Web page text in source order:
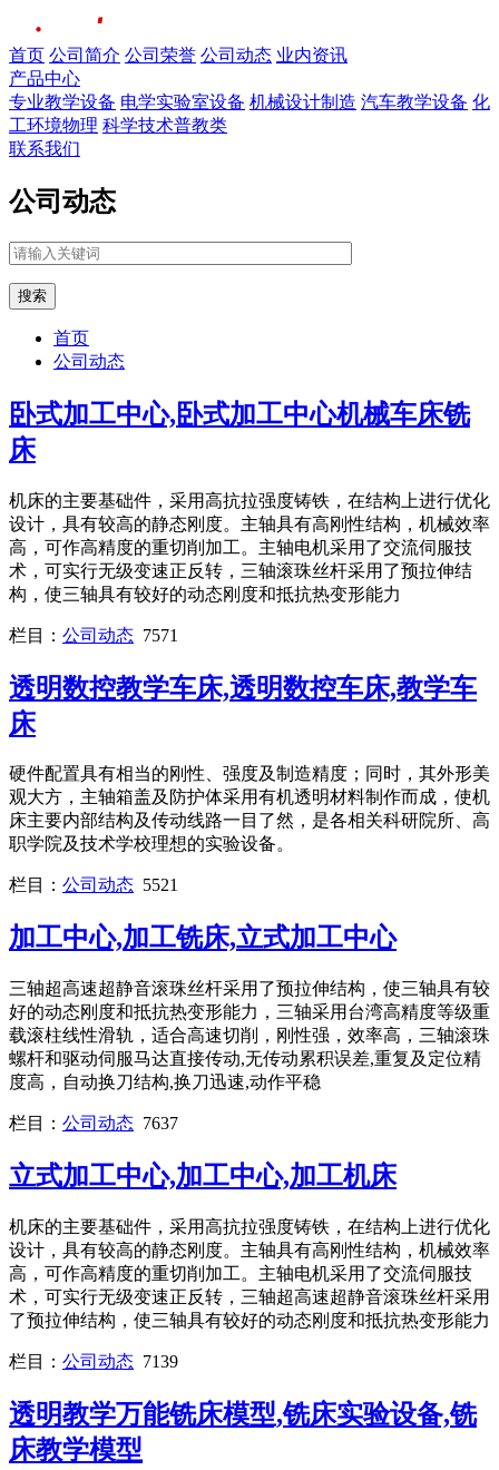
首页 公司简介 公司荣誉 公司动态 业内资讯
产品中心
专业教学设备 电学实验室设备 机械设计制造 汽车教学设备 化
工环境物理 科学技术普教类
联系我们
公司动态
搜索
首页
公司动态
卧式加工中心,卧式加工中心机械车床铣
床
机床的主要基础件，采用高抗拉强度铸铁，在结构上进行优化
设计，具有较高的静态刚度。主轴具有高刚性结构，机械效率
高，可作高精度的重切削加工。主轴电机采用了交流伺服技
术，可实行无级变速正反转，三轴滚珠丝杆采用了预拉伸结
构，使三轴具有较好的动态刚度和抵抗热变形能力
栏目： 公司动态 7571
透明数控教学车床,透明数控车床,教学车
床
硬件配置具有相当的刚性、强度及制造精度；同时，其外形美
观大方，主轴箱盖及防护体采用有机透明材料制作而成，使机
床主要内部结构及传动线路一目了然，是各相关科研院所、高
职学院及技术学校理想的实验设备。
栏目： 公司动态 5521
加工中心,加工铣床,立式加工中心
三轴超高速超静音滚珠丝杆采用了预拉伸结构，使三轴具有较
好的动态刚度和抵抗热变形能力，三轴采用台湾高精度等级重
载滚柱线性滑轨，适合高速切削，刚性强，效率高，三轴滚珠
螺杆和驱动伺服马达直接传动,无传动累积误差,重复及定位精
度高，自动换刀结构,换刀迅速,动作平稳
栏目： 公司动态 7637
立式加工中心,加工中心,加工机床
机床的主要基础件，采用高抗拉强度铸铁，在结构上进行优化
设计，具有较高的静态刚度。主轴具有高刚性结构，机械效率
高，可作高精度的重切削加工。主轴电机采用了交流伺服技
术，可实行无级变速正反转，三轴超高速超静音滚珠丝杆采用
了预拉伸结构，使三轴具有较好的动态刚度和抵抗热变形能力
栏目： 公司动态 7139
透明教学万能铣床模型,铣床实验设备,铣
床教学模型